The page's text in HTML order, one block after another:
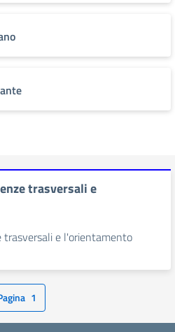
trasversali e
trasversali e l'orientamento
1